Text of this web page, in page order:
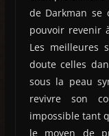
de Darkman se
pouvoir revenir
Les meilleures
doute celles
sous la peau
revivre son
impossible tant
le moyen de